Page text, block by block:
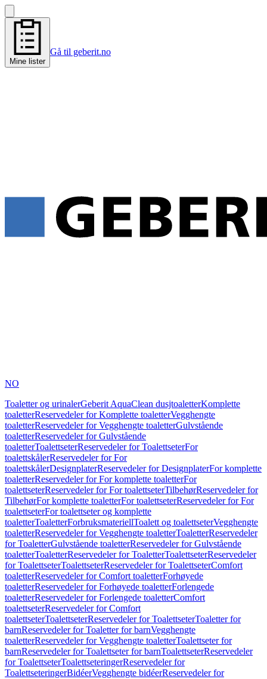
Mine lister
Gå til geberit.no
NO
Toaletter og urinalerGeberit AquaClean dusjtoaletterKomplette
toaletterReservedeler for Komplette toaletterVegghengte
toaletterReservedeler for Vegghengte toaletterGulvstående
toaletterReservedeler for Gulvstående
toaletterToalettseterReservedeler for ToalettseterFor
toalettskålerReservedeler for For
toalettskålerDesignplaterReservedeler for DesignplaterFor komplette
toaletterReservedeler for For komplette toaletterFor
toalettseterReservedeler for For toalettseterTilbehørReservedeler for
TilbehørFor komplette toaletterFor toalettseterReservedeler for For
toalettseterFor toalettseter og komplette
toaletterToaletterForbruksmateriellToalett og toalettseterVegghengte
toaletterReservedeler for Vegghengte toaletterToaletterReservedeler
for ToaletterGulvstående toaletterReservedeler for Gulvstående
toaletterToaletterReservedeler for ToaletterToalettseterReservedeler
for ToalettseterToalettseterReservedeler for ToalettseterComfort
toaletterReservedeler for Comfort toaletterForhøyede
toaletterReservedeler for Forhøyede toaletterForlengede
toaletterReservedeler for Forlengede toaletterComfort
toalettseterReservedeler for Comfort
toalettseterToalettseterReservedeler for ToalettseterToaletter for
barnReservedeler for Toaletter for barnVegghengte
toaletterReservedeler for Vegghengte toaletterToalettseter for
barnReservedeler for Toalettseter for barnToalettseterReservedeler
for ToalettseterToalettseteringerReservedeler for
ToalettseteringerBidéerVegghengte bidéerReservedeler for